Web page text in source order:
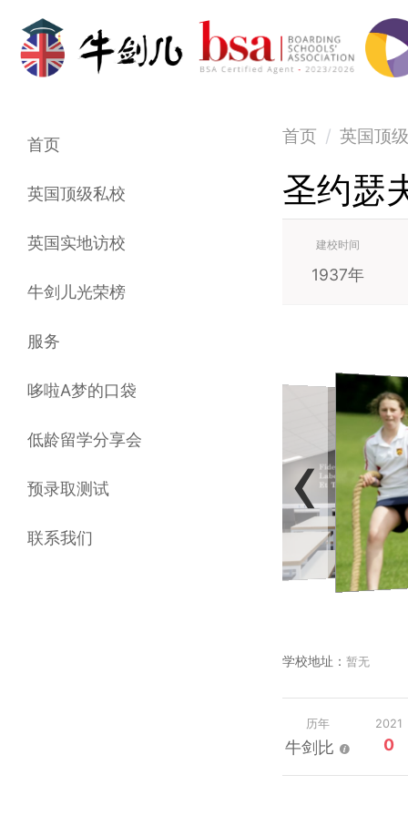
首页
英国顶级私校
英国实地访校
牛剑儿光荣榜
服务
哆啦A梦的口袋
低龄留学分享会
预录取测试
联系我们
首页 / 英国顶
圣约瑟
建校时间
1937年
‹
学校地址： 暂无
历年
牛剑比
2021
0